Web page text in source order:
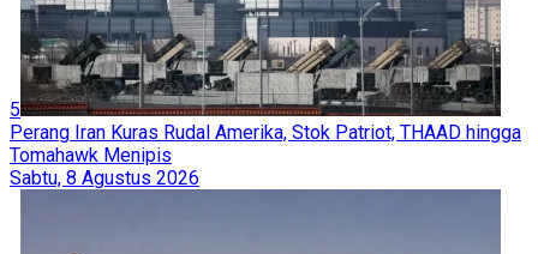
5
Perang Iran Kuras Rudal Amerika, Stok Patriot, THAAD hingga
Tomahawk Menipis
Sabtu, 8 Agustus 2026